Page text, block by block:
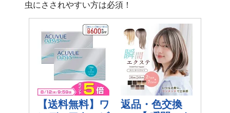
虫にさされやすい方は必須！